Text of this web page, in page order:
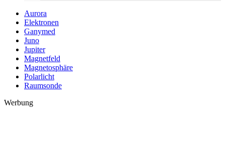
Aurora
Elektronen
Ganymed
Juno
Jupiter
Magnetfeld
Magnetosphäre
Polarlicht
Raumsonde
Werbung